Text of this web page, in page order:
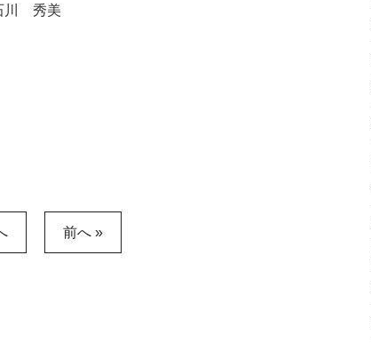
川 秀美
前へ »